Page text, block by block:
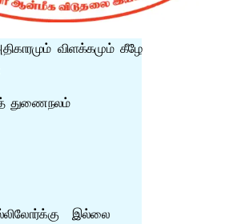
விளக்கமும் கீழே
துணைநலம்
இல்லை